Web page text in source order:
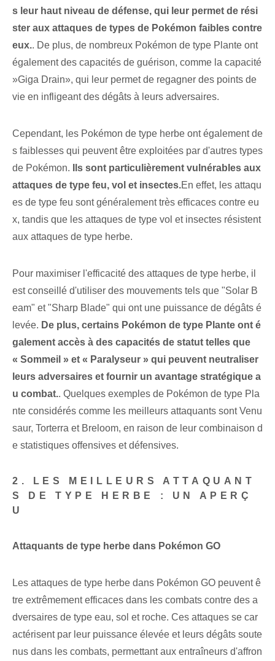
s leur haut niveau de défense, qui leur permet de rési
ster aux attaques de types de Pokémon faibles contre
eux..‌ De plus, de nombreux⁢ Pokémon de type Plante ont
également des capacités de guérison,​ comme la capacité
‌»Giga Drain», qui leur permet de regagner des ⁤points de
vie en ⁤infligeant des dégâts‌ à ⁢leurs adversaires.
Cependant, les Pokémon de type herbe ont également de
s faiblesses qui peuvent être exploitées par d'autres types
de Pokémon.
Ils sont particulièrement vulnérables aux
attaques de type feu, vol et insectes.En effet, les attaqu
es de type feu sont généralement très efficaces contre eu
x, tandis que les attaques de type vol et insectes résistent
aux attaques de type herbe.
Pour maximiser l'efficacité des attaques de type herbe, il
est conseillé d'utiliser des mouvements tels que "Solar B
eam" et "Sharp Blade" qui ont une puissance de dégâts é
levée. De plus, certains Pokémon de type Plante ont é
galement accès à des capacités de statut telles que
« Sommeil » et « Paralyseur » qui peuvent neutraliser
leurs adversaires et fournir un avantage stratégique a
u combat.. Quelques exemples de Pokémon de type Pla
nte considérés comme les meilleurs attaquants sont Venu
saur, Torterra et Breloom, en raison de leur combinaison d
e statistiques offensives et défensives.
2. LES MEILLEURS ATTAQUANT
S DE TYPE HERBE : UN APERÇ
U
Attaquants de type herbe⁤ dans Pokémon GO
Les attaques de type herbe dans Pokémon GO peuvent ê
tre extrêmement efficaces dans les combats contre des a
dversaires de type eau, sol et roche. Ces attaques se car
actérisent par leur puissance élevée et leurs dégâts soute
nus dans les combats, permettant aux entraîneurs d'affron